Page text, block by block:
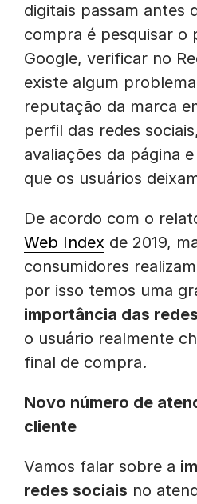
digitais passam antes
compra é pesquisar o
Google, verificar no
existe algum
reputação da marca
perfil das redes
avaliações da página
que os usuários
De acordo com o
Web Index de 2019,
consumidores
por isso temos uma
importância das
o usuário realmente
final de compra.
Novo número de
cliente
Vamos falar sobre a
redes sociais no